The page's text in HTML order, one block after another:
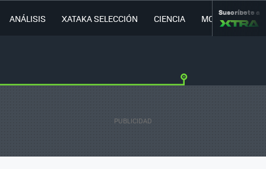
ANÁLISIS XATAKA SELECCIÓN CIENCIA MOVILIDAD
Suscríbete a